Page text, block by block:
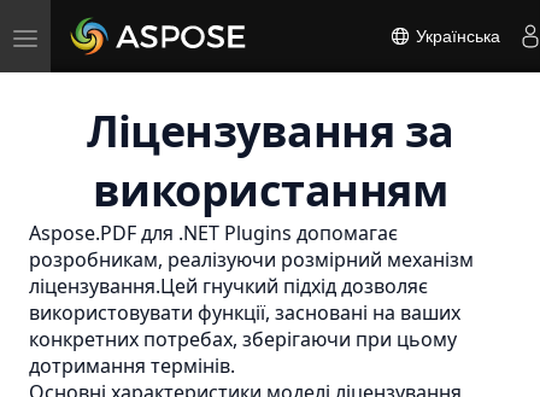
Toggle
navigation
Українська
Ліцензування за
використанням
Aspose.PDF для .NET Plugins допомагає
розробникам, реалізуючи розмірний механізм
ліцензування.Цей гнучкий підхід дозволяє
використовувати функції, засновані на ваших
конкретних потребах, зберігаючи при цьому
дотримання термінів.